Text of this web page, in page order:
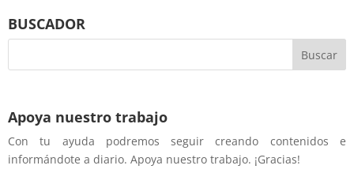
BUSCADOR
Apoya nuestro trabajo
Con tu ayuda podremos seguir creando contenidos e
informándote a diario. Apoya nuestro trabajo. ¡Gracias!